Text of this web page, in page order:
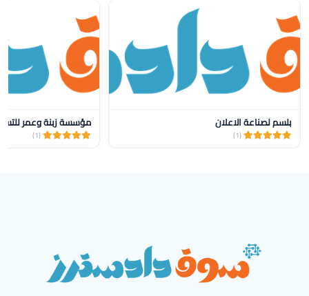
بلسم لصناعة الاعلان
(1)
مؤسسة زبنة وعمر
(1)